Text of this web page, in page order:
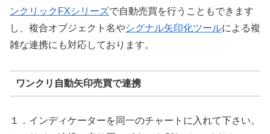
ンクリックFXシリーズで自動売買を行うこともできます
し、複合オブジェクト名やシグナル矢印化ツールによる複
雑な連携にも対応しております。
ワンクリ自動矢印売買で連携
１．インディケーターを同一のチャートに入れて下さい。